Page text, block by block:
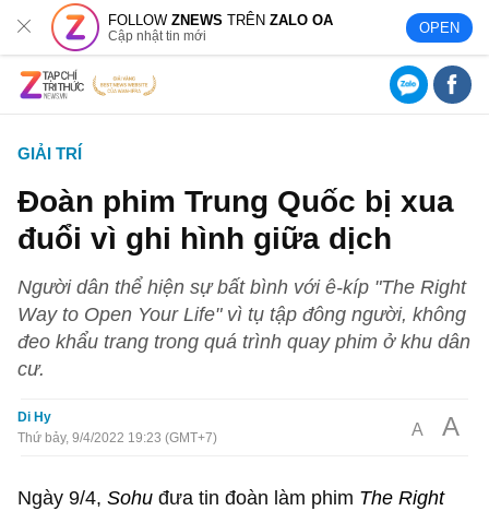
FOLLOWZNEWS TRÊNZALO OA
Cập nhật tin mới OPEN
GIẢI TRÍ
Đoàn phim Trung Quốc bị xua
đuổi vì ghi hình giữa dịch
Người dân thể hiện sự bất bình với ê-kíp "The Right
Way to Open Your Life" vì tụ tập đông người, không
đeo khẩu trang trong quá trình quay phim ở khu dân
cư.
Di Hy
Thứ bảy, 9/4/2022 19:23 (GMT+7)
A A
Ngày 9/4,Sohu đưa tin đoàn làm phim The Right